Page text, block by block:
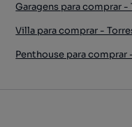
Garagens para comprar
Villa para comprar -
Penthouse para